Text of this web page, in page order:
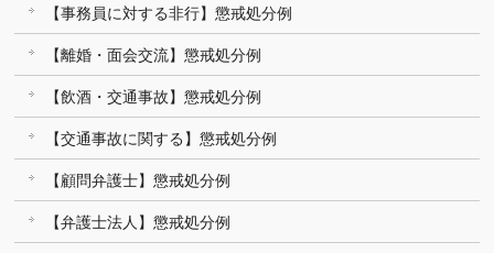
【事務員に対する非行】懲戒処分例
【離婚・面会交流】懲戒処分例
【飲酒・交通事故】懲戒処分例
【交通事故に関する】懲戒処分例
【顧問弁護士】懲戒処分例
【弁護士法人】懲戒処分例